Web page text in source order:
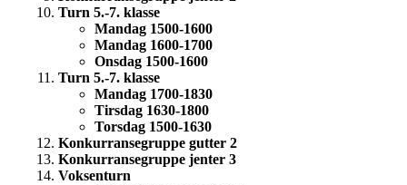
Turn 5.-7. klasse
Mandag 1500-1600
Mandag 1600-1700
Onsdag 1500-1600
Turn 5.-7. klasse
Mandag 1700-1830
Tirsdag 1630-1800
Torsdag 1500-1630
Konkurransegruppe gutter 2
Konkurransegruppe jenter 3
Voksenturn